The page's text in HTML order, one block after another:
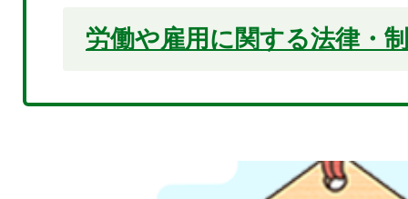
労働や雇用に関する法律・
2